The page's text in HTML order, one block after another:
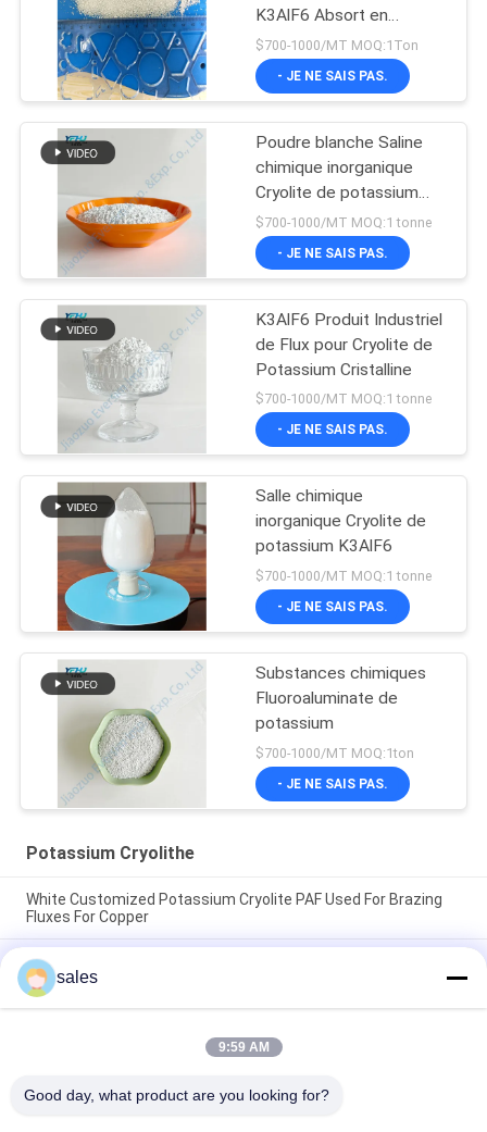
K3AlF6 Absort en
aluminium
$700-1000/MT MOQ:1Ton
- JE NE SAIS PAS.
Poudre blanche Saline
chimique inorganique
Cryolite de potassium
K3AlF6
$700-1000/MT MOQ:1 tonne
- JE NE SAIS PAS.
K3AlF6 Produit Industriel
de Flux pour Cryolite de
Potassium Cristalline
$700-1000/MT MOQ:1 tonne
- JE NE SAIS PAS.
Salle chimique
inorganique Cryolite de
potassium K3AlF6
$700-1000/MT MOQ:1 tonne
- JE NE SAIS PAS.
Substances chimiques
Fluoroaluminate de
potassium
$700-1000/MT MOQ:1ton
- JE NE SAIS PAS.
Potassium Cryolithe
White Customized Potassium Cryolite PAF Used For Brazing
Fluxes For Copper
Le prix d'usine des abrasifs à haute performance fabriqués à
partir de cryolite de sodium blanc pur pour la production
industrielle
CAS13775-52-5 Produit chimique Poudre blanche KAlF4
Cryolithe de potassium - Libérer le potentiel dans les
sales
9:59 AM
Good day, what product are you looking for?